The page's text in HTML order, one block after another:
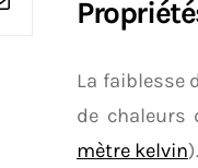
La faiblesse
de chaleurs
mètre kelvin).